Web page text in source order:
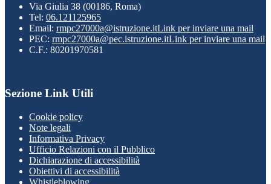
Via Giulia 38 (00186, Roma)
Tel: 06.121125965
Email: rmpc27000a@istruzione.itLink per inviare una mail
PEC: rmpc27000a@pec.istruzione.itLink per inviare una mail
C.F.: 80201970581
Sezione Link Utili
Cookie policy
Note legali
Informativa Privacy
Ufficio Relazioni con il Pubblico
Dichiarazione di accessibilità
Obiettivi di accessibilità
Whistleblowing